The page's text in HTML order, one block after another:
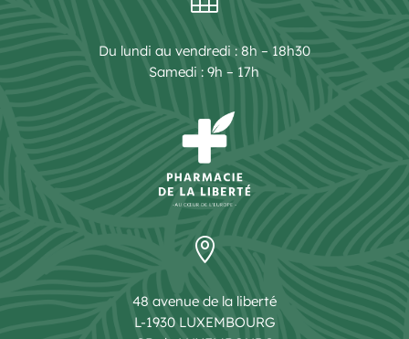
Du lundi au vendredi : 8h – 18h30
Samedi : 9h – 17h

48 avenue de la liberté
L-1930 LUXEMBOURG